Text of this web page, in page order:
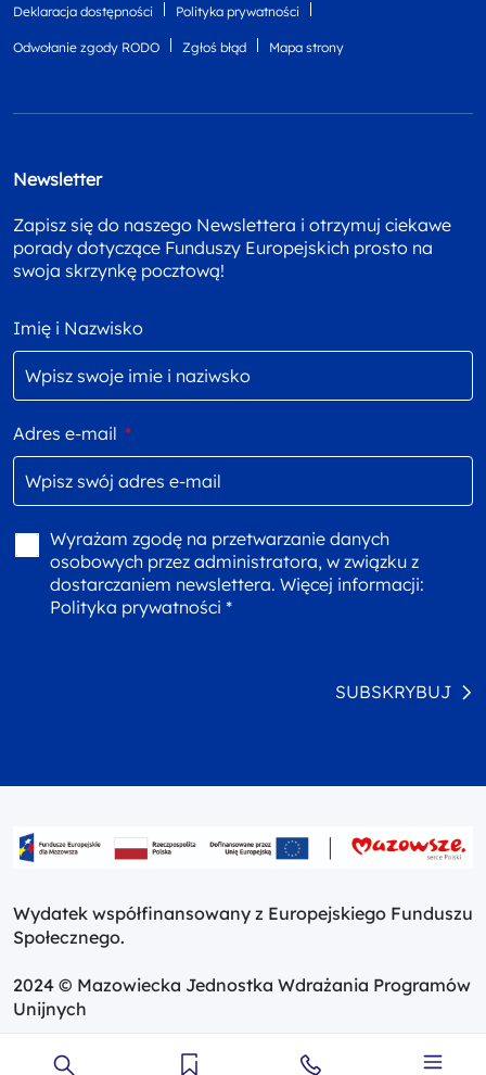
Deklaracja dostępności Polityka prywatności
Odwołanie zgody RODO Zgłoś błąd Mapa strony
Newsletter
Zapisz się do naszego Newslettera i otrzymuj ciekawe
porady dotyczące Funduszy Europejskich prosto na
swoja skrzynkę pocztową!
Imię i Nazwisko
Adres e-mail *
Wyrażam zgodę na przetwarzanie danych
osobowych przez administratora, w związku z
dostarczaniem newslettera. Więcej informacji:
Polityka prywatności *
SUBSKRYBUJ
Wydatek współfinansowany z Europejskiego Funduszu
Społecznego.
2024 © Mazowiecka Jednostka Wdrażania Programów
Unijnych